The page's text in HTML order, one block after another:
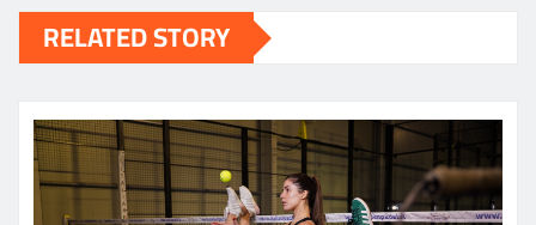
RELATED STORY